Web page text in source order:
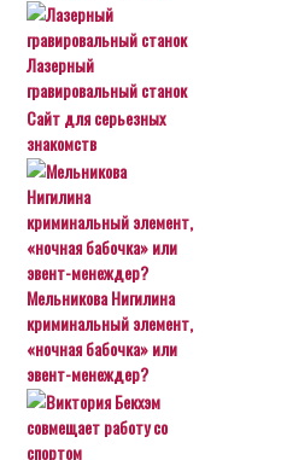
Лазерный
гравировальный станок
Сайт для серьезных
знакомств
Мельникова Нигилина
криминальный элемент,
«ночная бабочка» или
эвент-менеждер?